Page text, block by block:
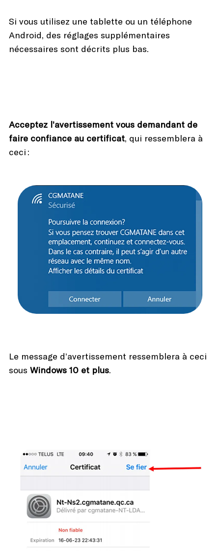
Si vous utilisez une tablette ou un téléphone
Android, des réglages supplémentaires
nécessaires sont décrits plus bas.
Acceptez l’avertissement vous demandant de
faire confiance au certificat, qui ressemblera à
ceci :
Le message d’avertissement ressemblera à ceci
sous Windows 10 et plus.